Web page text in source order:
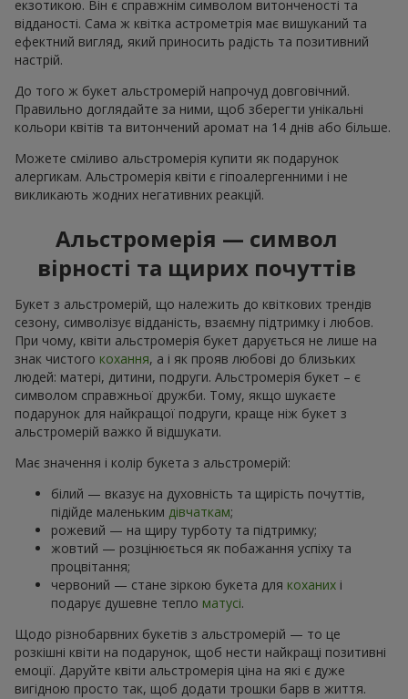
екзотикою. Він є справжнім символом витонченості та
відданості. Сама ж квітка астрометрія має вишуканий та
ефектний вигляд, який приносить радість та позитивний
настрій.
До того ж букет альстромерій напрочуд довговічний.
Правильно доглядайте за ними, щоб зберегти унікальні
кольори квітів та витончений аромат на 14 днів або більше.
Можете сміливо альстромерія купити як подарунок
алергикам. Альстромерія квіти є гіпоалергенними і не
викликають жодних негативних реакцій.
Альстромерія — символ
вірності та щирих почуттів
Букет з альстромерій, що належить до квіткових трендів
сезону, символізує відданість, взаємну підтримку і любов.
При чому, квіти альстромерія букет дарується не лише на
знак чистого кохання, а і як прояв любові до близьких
людей: матері, дитини, подруги. Альстромерія букет – є
символом справжньої дружби. Тому, якщо шукаєте
подарунок для найкращої подруги, краще ніж букет з
альстромерій важко й відшукати.
Має значення і колір букета з альстромерій:
білий — вказує на духовність та щирість почуттів,
підійде маленьким дівчаткам;
рожевий — на щиру турботу та підтримку;
жовтий — розцінюється як побажання успіху та
процвітання;
червоний — стане зіркою букета для коханих і
подарує душевне тепло матусі.
Щодо різнобарвних букетів з альстромерій — то це
розкішні квіти на подарунок, щоб нести найкращі позитивні
емоції. Даруйте квіти альстромерія ціна на які є дуже
вигідною просто так, щоб додати трошки барв в життя.